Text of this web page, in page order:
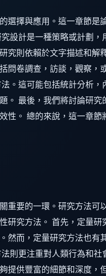
選擇與應用。這一章節
設計是一種策略或計劃
究則依賴於文字描述和
問卷調查，訪談，觀察
。這可能包括統計分析
。 最後，我們將討論研
性。 總的來說，這一章
重要的一環。研究方法
研究方法。 首先，定量
然而，定量研究方法也
則更注重對人類行為和
提供豐富的細節和深度